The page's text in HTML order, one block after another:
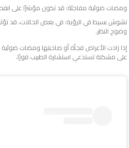
ومضات ضوئية مفاجئة: قد تكون مؤشرًا على
تشوش بسيط في الرؤية: في بعض الحالات، قد
وضوح النظر.
إذا زادت الأعراض فجأة أو صاحبتها ومضات
على مشكلة تستدعي استشارة الطبيب فورًا.